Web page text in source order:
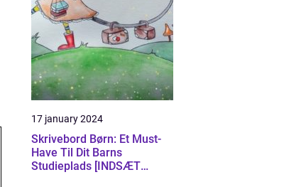
17 january 2024
Skrivebord Børn: Et Must-
Have Til Dit Barns
Studieplads [INDSÆT